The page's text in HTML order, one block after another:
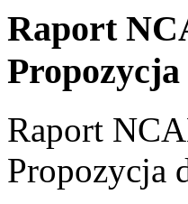
Raport
Propozycja
Raport
Propozycja